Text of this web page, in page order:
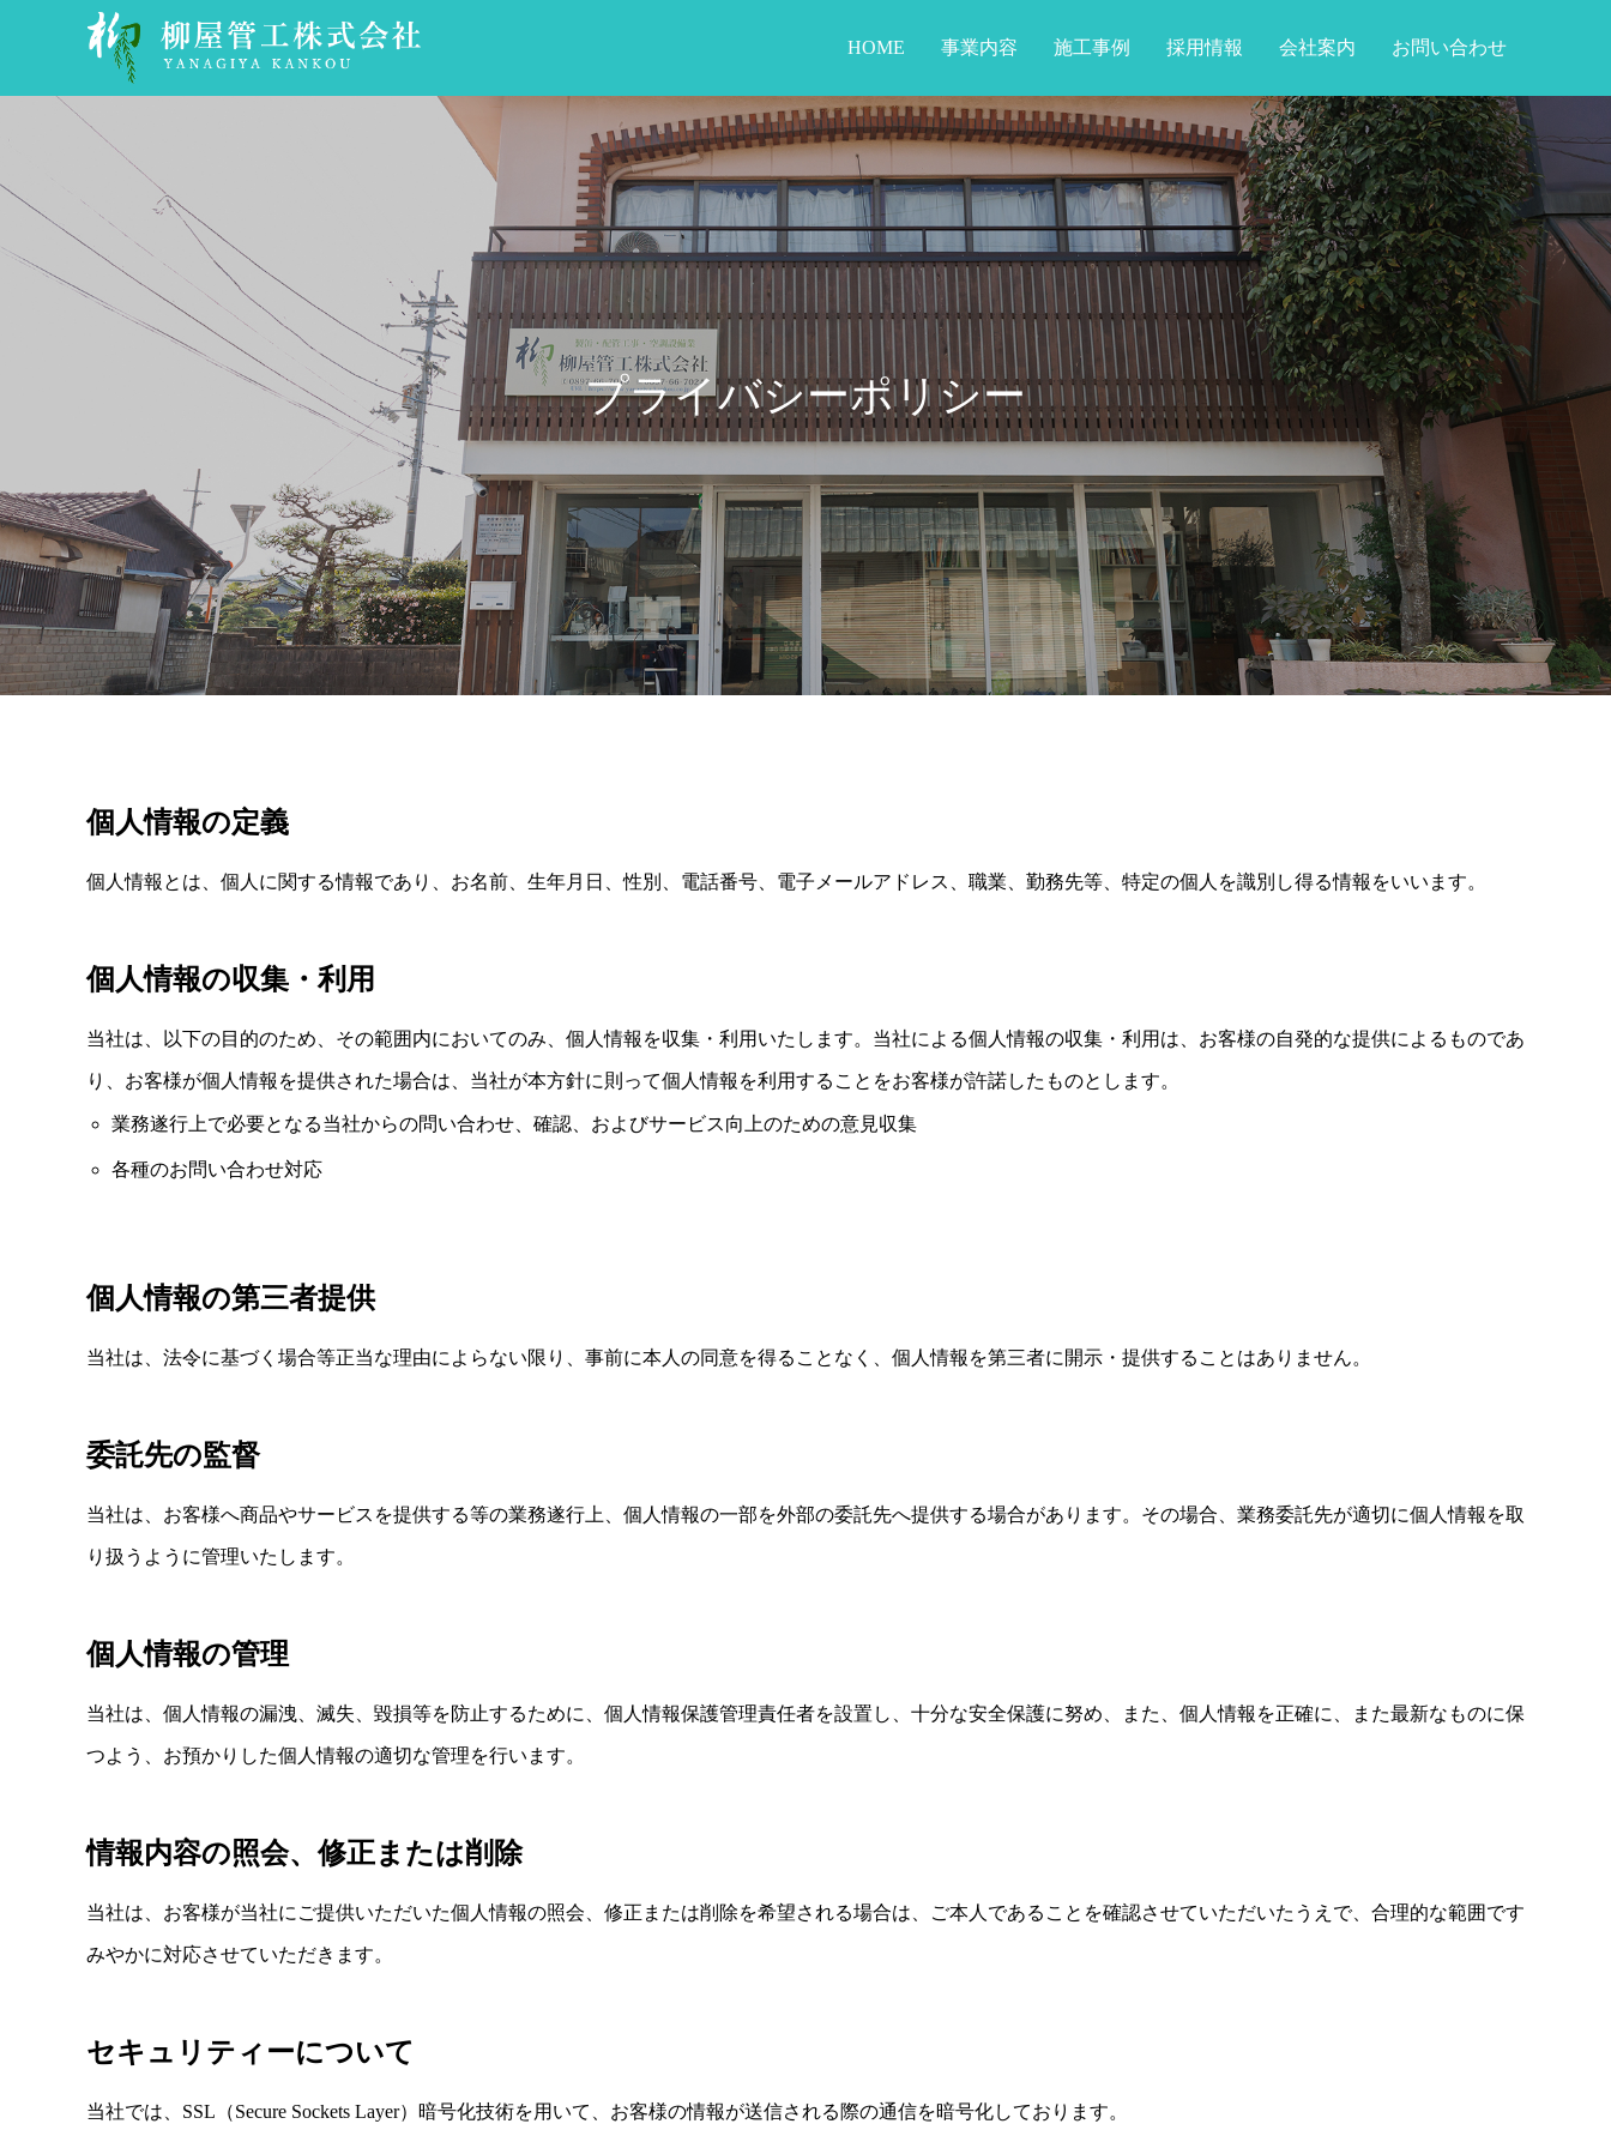
HOME 事業内容 施工事例 採用情報 会社案内 お問い合わせ
プライバシーポリシー
個人情報の定義
個人情報とは、個人に関する情報であり、お名前、生年月日、性別、電話番号、電子メールアドレス、職業、勤務先等、特定の個人を識別し得る情報をいいます。
個人情報の収集・利用
当社は、以下の目的のため、その範囲内においてのみ、個人情報を収集・利用いたします。当社による個人情報の収集・利用は、お客様の自発的な提供によるものであ
り、お客様が個人情報を提供された場合は、当社が本方針に則って個人情報を利用することをお客様が許諾したものとします。
業務遂行上で必要となる当社からの問い合わせ、確認、およびサービス向上のための意見収集
各種のお問い合わせ対応
個人情報の第三者提供
当社は、法令に基づく場合等正当な理由によらない限り、事前に本人の同意を得ることなく、個人情報を第三者に開示・提供することはありません。
委託先の監督
当社は、お客様へ商品やサービスを提供する等の業務遂行上、個人情報の一部を外部の委託先へ提供する場合があります。その場合、業務委託先が適切に個人情報を取
り扱うように管理いたします。
個人情報の管理
当社は、個人情報の漏洩、滅失、毀損等を防止するために、個人情報保護管理責任者を設置し、十分な安全保護に努め、また、個人情報を正確に、また最新なものに保
つよう、お預かりした個人情報の適切な管理を行います。
情報内容の照会、修正または削除
当社は、お客様が当社にご提供いただいた個人情報の照会、修正または削除を希望される場合は、ご本人であることを確認させていただいたうえで、合理的な範囲です
みやかに対応させていただきます。
セキュリティーについて
当社では、SSL（Secure Sockets Layer）暗号化技術を用いて、お客様の情報が送信される際の通信を暗号化しております。